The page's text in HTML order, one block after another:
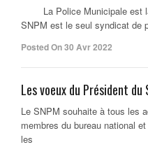
La Police Municipale est
SNPM est le seul syndicat de
Posted On 30 Avr 2022
Les voeux du Président du
Le SNPM souhaite à tous les
membres du bureau national
les